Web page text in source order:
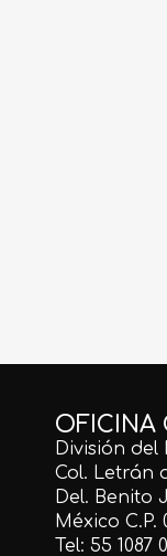
OFICINA
División del
Col. Letrán
Del. Benito
México C.P.
Tel: 55 1087